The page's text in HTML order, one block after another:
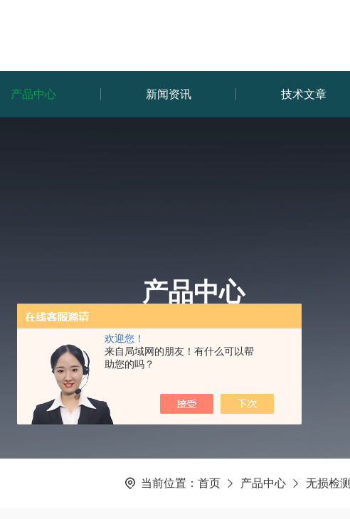
欢迎您！
来自局域网的朋友！有什么可以帮
助您的吗？
产品中心 新闻资讯 技术文章
产品中心
PRODUCTS CENTER
当前位置： 首页 产品中心 无损检测